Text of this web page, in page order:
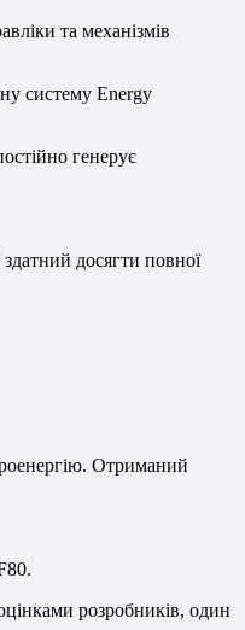
та механізмів
систему Energy
генерує
досягти повної
Отриманий
розробників, один